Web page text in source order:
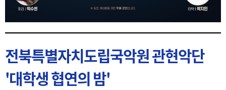
전북특별자치도립국악원 관현악단
'대학생 협연의 밤'